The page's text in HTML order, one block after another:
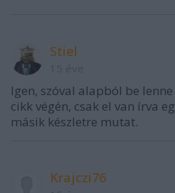
Stiel
Igen, szóval alapból be
cikk végén, csak el van írva
másik készletre mutat.
Krajczi76